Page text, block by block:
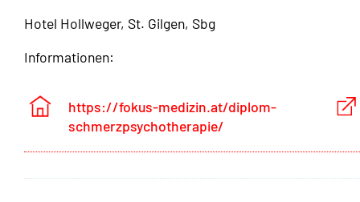
Hotel Hollweger, St. Gilgen, Sbg
Informationen:
https://fokus-medizin.at/diplom-
schmerzpsychotherapie/